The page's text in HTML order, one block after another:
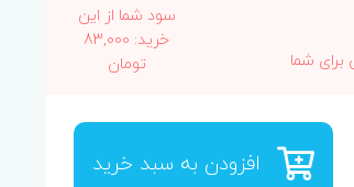
برای شما
سود شما از این
خرید: 83,000
تومان
افزودن به سبد خرید